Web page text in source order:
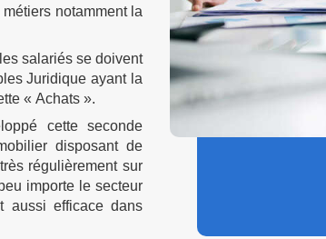
notamment la
salariés se doivent
Juridique ayant la
« Achats ».
cette seconde
disposant de
régulièrement sur
importe le secteur
aussi efficace dans